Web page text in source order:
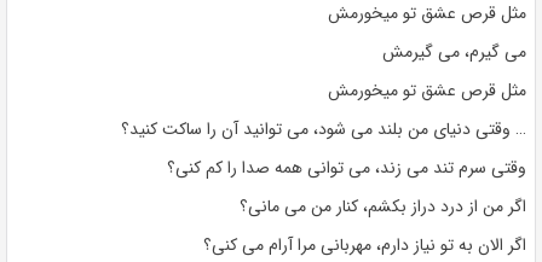
مثل قرص عشق تو میخورمش
می گیرم، می گیرمش
مثل قرص عشق تو میخورمش
… وقتی دنیای من بلند می شود، می توانید آن را ساکت کنید؟
وقتی سرم تند می زند، می توانی همه صدا را کم کنی؟
اگر من از درد دراز بکشم، کنار من می مانی؟
اگر الان به تو نیاز دارم، مهربانی مرا آرام می کنی؟